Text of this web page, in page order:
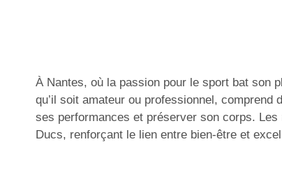
À Nantes, où la passion pour le sport bat son
qu’il soit amateur ou professionnel,
ses performances et préserver son corps.
Ducs, renforçant le lien entre bien-être et